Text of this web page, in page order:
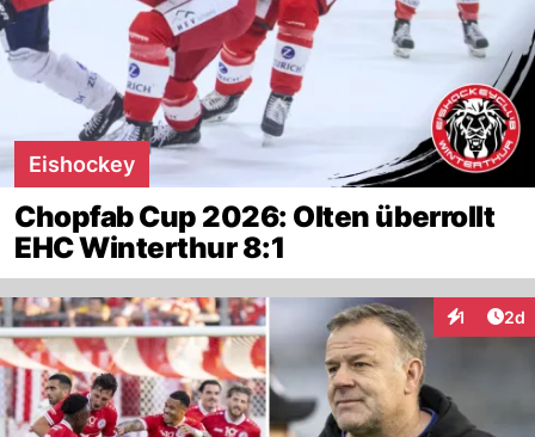
Eishockey
Chopfab Cup 2026: Olten überrollt
EHC Winterthur 8:1
1 2d